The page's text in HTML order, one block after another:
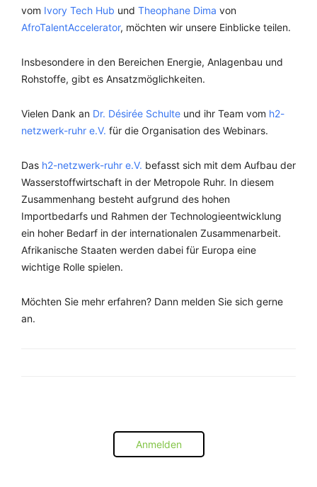
vom Ivory Tech Hub und Theophane Dima von
AfroTalentAccelerator, möchten wir unsere Einblicke teilen.
Insbesondere in den Bereichen Energie, Anlagenbau und
Rohstoffe, gibt es Ansatzmöglichkeiten.
Vielen Dank an Dr. Désirée Schulte und ihr Team vom h2-
netzwerk-ruhr e.V. für die Organisation des Webinars.
Das h2-netzwerk-ruhr e.V. befasst sich mit dem Aufbau der
Wasserstoffwirtschaft in der Metropole Ruhr. In diesem
Zusammenhang besteht aufgrund des hohen
Importbedarfs und Rahmen der Technologieentwicklung
ein hoher Bedarf in der internationalen Zusammenarbeit.
Afrikanische Staaten werden dabei für Europa eine
wichtige Rolle spielen.
Möchten Sie mehr erfahren? Dann melden Sie sich gerne
an.
Anmelden